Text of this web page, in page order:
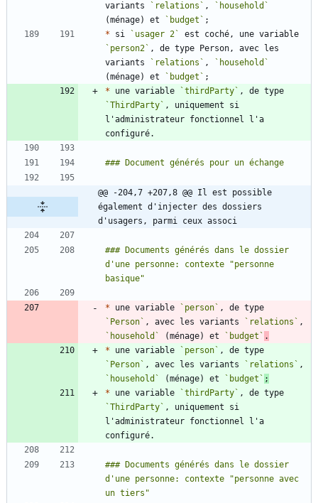
variants
`relations` ,
`household`
(ménage) et
`budget`
* si `usager 2`
`person2` , de type Person, avec les
variants
`relations` ,
`household`
(ménage) et
`budget`
* une variable `thirdParty`
`ThirdParty` , uniquement si
l'administrateur fonctionnel l'a
@@ -204,7 +207,8 @@ Il est possible
également d'injecter des dossiers
d'usagers, parmi ceux associ
### Documents générés dans le dossier
d'une personne: contexte "personne
* une variable `person`
`Person` , avec les variants `relations`
`household`
(ménage) et `budget` .
* une variable `person`
`Person` , avec les variants `relations`
`household`
(ménage) et `budget` ;
* une variable `thirdParty`
`ThirdParty` , uniquement si
l'administrateur fonctionnel l'a
### Documents générés dans le dossier
d'une personne: contexte "personne avec